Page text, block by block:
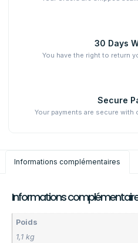
30 Days
You have the right to return
Secure
Your payments are secure with
Informations complémentaires
Informations
Poids
1,1 kg